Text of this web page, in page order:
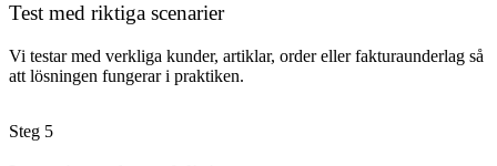
Test med riktiga scenarier
Vi testar med verkliga kunder, artiklar, order eller fakturaunderlag så
att lösningen fungerar i praktiken.
Steg 5